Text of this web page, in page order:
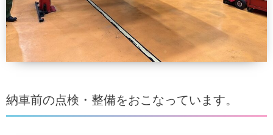
納車前の点検・整備をおこなっています。